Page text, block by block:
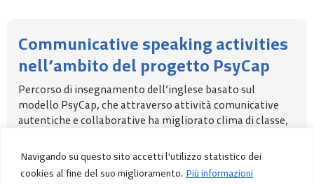
Navigando su questo sito accetti l'utilizzo statistico dei
cookies al fine del suo miglioramento. Più informazioni
Communicative speaking activities
nell’ambito del progetto PsyCap
Percorso di insegnamento dell’inglese basato sul
modello PsyCap, che attraverso attività comunicative
autentiche e collaborative ha migliorato clima di classe,
Leggi di più